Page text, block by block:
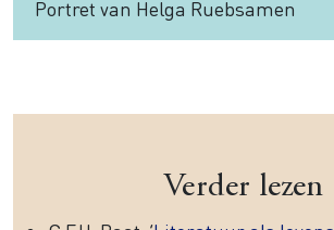
Portret van Helga Ruebsamen
Verder lezen